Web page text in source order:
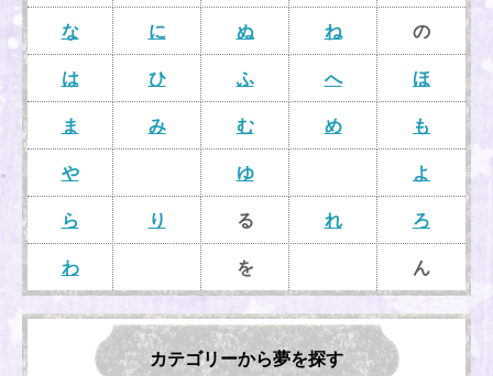
な
に ぬ ね
の
は
ひ ふ へ
ほ
ま
み む め
も
や
ゆ
よ
ら
り る れ
ろ
わ
を ん
カテゴリーから夢を探す